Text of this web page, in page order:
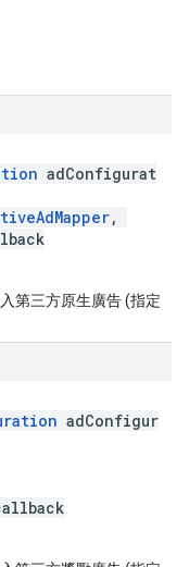
adConfigurat
,
第三方原生廣告 (指定
adConfigur